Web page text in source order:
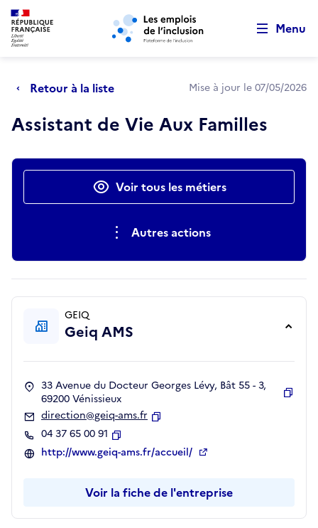
Aller au menu principal Aller au contenu principal
Menu
Retour à la liste Mise à jour le 07/05/2026
Assistant de Vie Aux Familles
Actions rapidesVoir tous les métiers
Autres actions
GEIQ
Geiq AMS
33 Avenue du Docteur Georges Lévy, Bât 55 - 3,
69200 Vénissieux
direction@geiq-ams.fr
04 37 65 00 91
Copier
http://www.geiq-ams.fr/accueil/
Voir la fiche de l'entreprise
Retour au début de la page
Panneau de gestion des cookies